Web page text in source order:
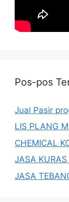
Pos-pos
Jual Pasir
LIS PLANG
CHEMICAL
JASA
JASA